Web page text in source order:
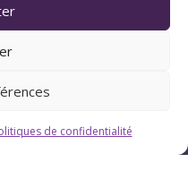
de confidentialité